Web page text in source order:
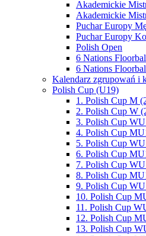
Akademickie
Akademickie
Puchar Europy
Puchar Europy
Polish Open
6 Nations
6 Nations
Kalendarz zgrupowań i
Polish Cup (U19)
1. Polish Cup M
2. Polish Cup W
3. Polish Cup
4. Polish Cup
5. Polish Cup
6. Polish Cup
7. Polish Cup
8. Polish Cup
9. Polish Cup
10. Polish Cup
11. Polish Cup
12. Polish Cup
13. Polish Cup